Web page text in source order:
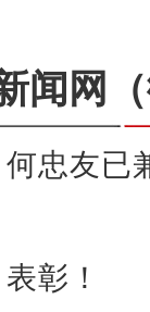
闻网
何忠友已
表彰！